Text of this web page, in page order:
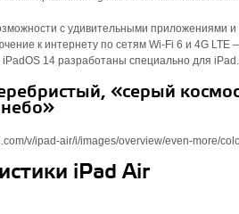
с удивительными приложениями и
к интернету по сетям Wi‑Fi 6 и 4G
14 разработаны специально для iPad.
«серый
iPad Air